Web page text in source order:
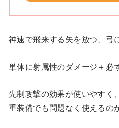
神速で飛来する矢を放つ、弓
単体に射属性のダメージ＋必
先制攻撃の効果が使いやすく
重装備でも問題なく使えるの